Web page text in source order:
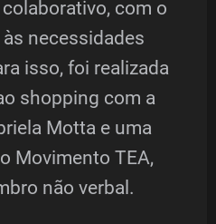
com o
necessidades
isso, foi realizada
shopping com a
Motta e uma
Movimento TEA,
não verbal.